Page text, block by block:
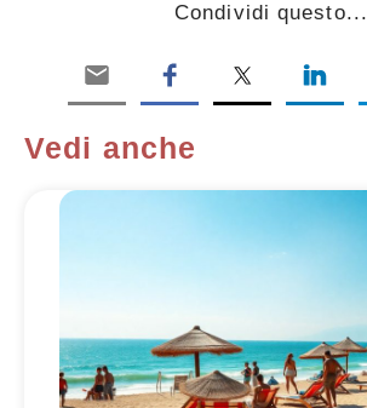
Condividi questo...
Vedi anche